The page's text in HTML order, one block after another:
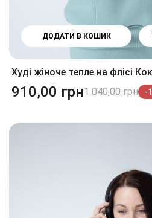
ДОДАТИ В КОШИК
Худі жіноче тепле на флісі
910,00 грн1 040,00 грн -